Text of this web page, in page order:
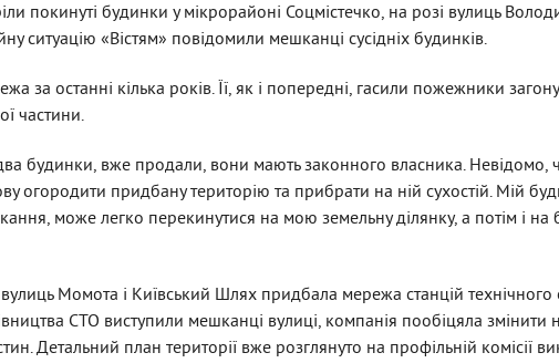
покинуті будинки у мікрорайоні Соцмістечко, на розі вулиць
ситуацію «Вістям» повідомили мешканці сусідніх будинків.
за останні кілька років. Її, як і попередні, гасили пожежники
частини.
будинки, вже продали, вони мають законного власника. Невідомо,
огородити придбану територію та прибрати на ній сухостій. Мій
може легко перекинутися на мою земельну ділянку, а потім і
Момота і Київський Шлях придбала мережа станцій технічного
СТО виступили мешканці вулиці, компанія пообіцяла змінити
Детальний план території вже розглянуто на профільній комісії